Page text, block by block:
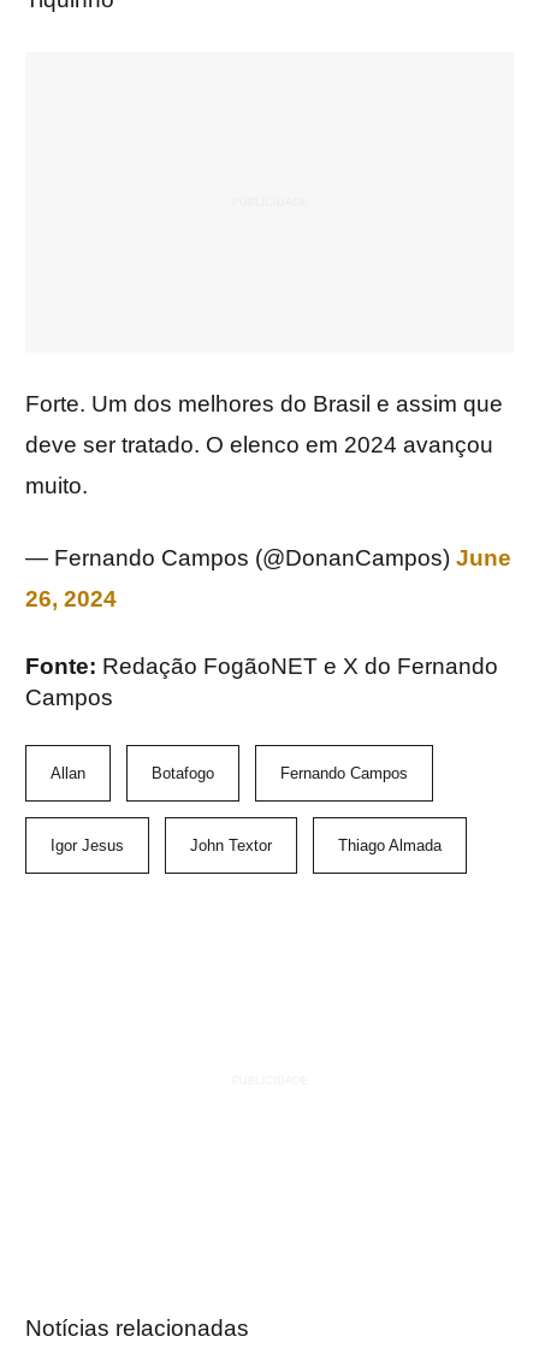
Forte. Um dos melhores do Brasil e assim que
deve ser tratado. O elenco em 2024 avançou
muito.
— Fernando Campos (@DonanCampos) June
26, 2024
Fonte: Redação FogãoNET e X do Fernando
Campos
Allan Botafogo Fernando Campos
Igor Jesus John Textor Thiago Almada
Notícias relacionadas